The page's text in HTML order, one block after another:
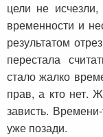
цели не
временности и
результатом
перестала
стало жалко
прав, а кто нет.
зависть.
уже позади.